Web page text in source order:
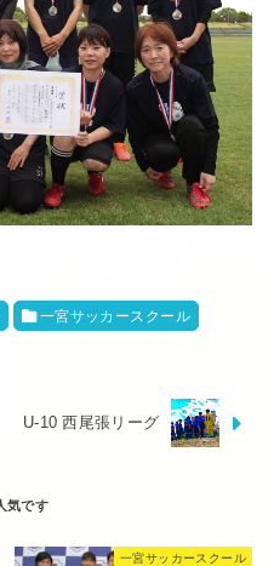
一宮サッカースクール
U-10 西尾張リーグ
一宮サッカースクール